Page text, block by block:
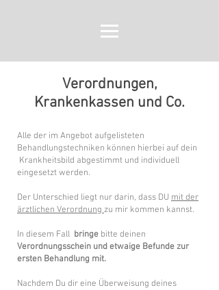
Verordnungen,
Krankenkassen und Co.
Alle der im Angebot aufgelisteten
Behandlungstechniken können hierbei auf dein
Krankheitsbild abgestimmt und individuell
eingesetzt werden.
Der Unterschied liegt nur darin, dass DU mit der
ärztlichen Verordnung zu mir kommen kannst.
In diesem Fall bringe bitte deinen
Verordnungsschein und etwaige Befunde zur
ersten Behandlung mit.
Nachdem Du dir eine Überweisung deines